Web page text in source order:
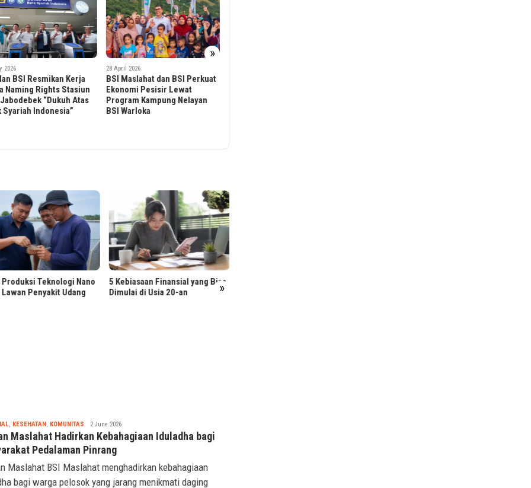
»
2026
dan BSI Perkuat
Pesisir Lewat
Kampung Nelayan
14 April 2026
Leadventure BSI Scholarship
Pelajar di Jabodetabek,
Menumbuhkan Kepemimpinan
dari Dalam, Melangkah Lebih
Finansial yang Bisa
di Usia 20-an
Sementara KA Usai Gempa
Pangandaran